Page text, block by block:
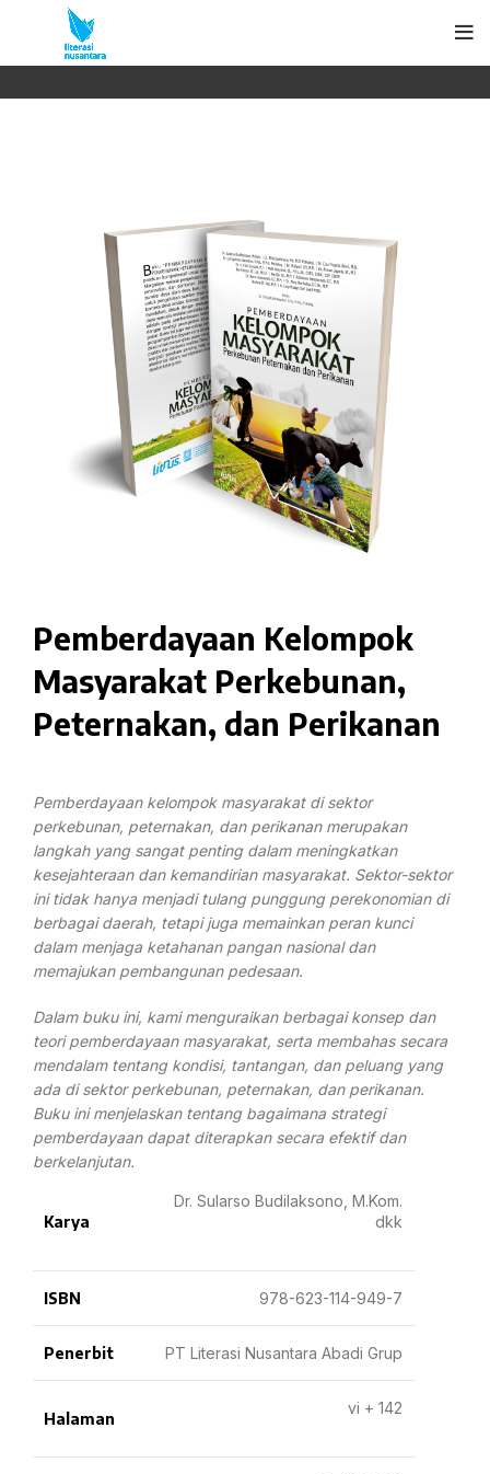
Pemberdayaan Kelompok
Masyarakat Perkebunan,
Peternakan, dan Perikanan
Pemberdayaan kelompok masyarakat di sektor
perkebunan, peternakan, dan perikanan merupakan
langkah yang sangat penting dalam meningkatkan
kesejahteraan dan kemandirian masyarakat. Sektor-sektor
ini tidak hanya menjadi tulang punggung perekonomian di
berbagai daerah, tetapi juga memainkan peran kunci
dalam menjaga ketahanan pangan nasional dan
memajukan pembangunan pedesaan.
Dalam buku ini, kami menguraikan berbagai konsep dan
teori pemberdayaan masyarakat, serta membahas secara
mendalam tentang kondisi, tantangan, dan peluang yang
ada di sektor perkebunan, peternakan, dan perikanan.
Buku ini menjelaskan tentang bagaimana strategi
pemberdayaan dapat diterapkan secara efektif dan
berkelanjutan.
Karya
Dr. Sularso Budilaksono, M.Kom.
dkk
ISBN 978-623-114-949-7
Penerbit PT Literasi Nusantara Abadi Grup
Halaman
vi + 142